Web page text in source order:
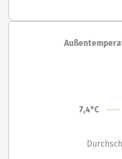
7,4°C